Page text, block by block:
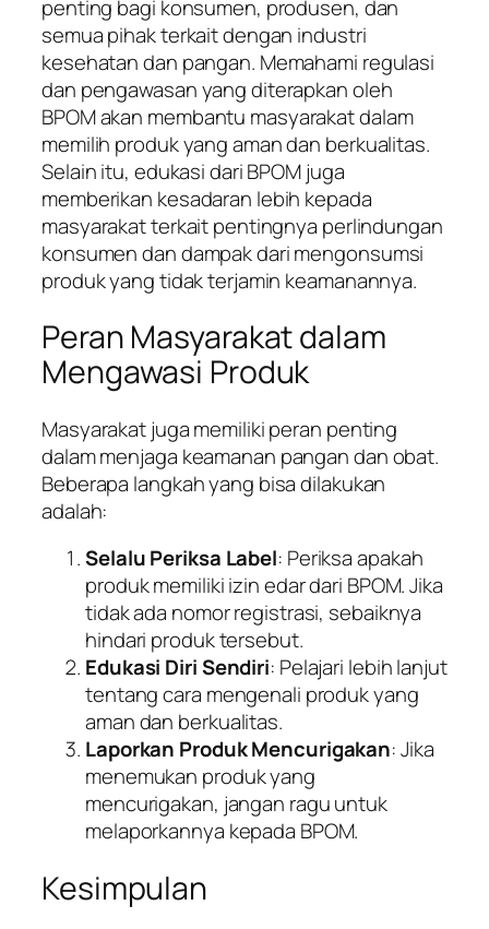
penting bagi konsumen, produsen, dan
semua pihak terkait dengan industri
kesehatan dan pangan. Memahami regulasi
dan pengawasan yang diterapkan oleh
BPOM akan membantu masyarakat dalam
memilih produk yang aman dan berkualitas.
Selain itu, edukasi dari BPOM juga
memberikan kesadaran lebih kepada
masyarakat terkait pentingnya perlindungan
konsumen dan dampak dari mengonsumsi
produk yang tidak terjamin keamanannya.
Peran Masyarakat dalam
Mengawasi Produk
Masyarakat juga memiliki peran penting
dalam menjaga keamanan pangan dan obat.
Beberapa langkah yang bisa dilakukan
adalah:
Selalu Periksa Label: Periksa apakah
produk memiliki izin edar dari BPOM. Jika
tidak ada nomor registrasi, sebaiknya
hindari produk tersebut.
Edukasi Diri Sendiri: Pelajari lebih lanjut
tentang cara mengenali produk yang
aman dan berkualitas.
Laporkan Produk Mencurigakan: Jika
menemukan produk yang
mencurigakan, jangan ragu untuk
melaporkannya kepada BPOM.
Kesimpulan